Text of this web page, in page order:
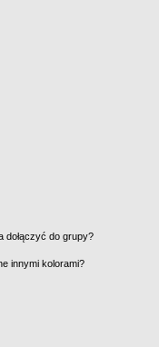
dołączyć do grupy?
innymi kolorami?